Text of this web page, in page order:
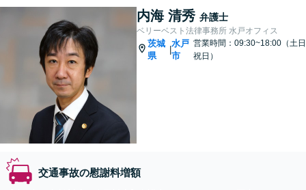
内海 清秀 弁護士
ベリーベスト法律事務所 水戸オフィス
茨城
県
|
水戸
市
営業時間：09:30~18:00（土日
祝日）
交通事故の慰謝料増額